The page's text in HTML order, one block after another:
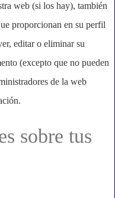
web (si los hay), también
proporcionan en su perfil
editar o eliminar su
(excepto que no pueden
de la web
sobre tus